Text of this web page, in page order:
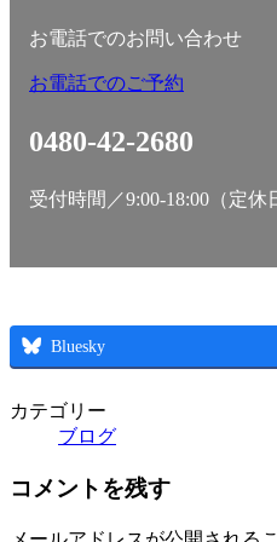
お電話でのお問い合わせ
お電話でのご予約
0480-42-2680
受付時間／9:00-18:00（定休
Bluesky
カテゴリー
ブログ
コメントを残す